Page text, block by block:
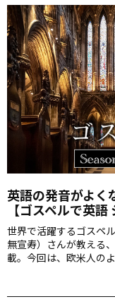
英語の発音がよく
【ゴスペルで英語
世界で活躍するゴスペ
無宣寿）さんが教える
載。今回は、欧米人の
になるトレーニング法
習ができるゴスペルの
「Power Belongs to